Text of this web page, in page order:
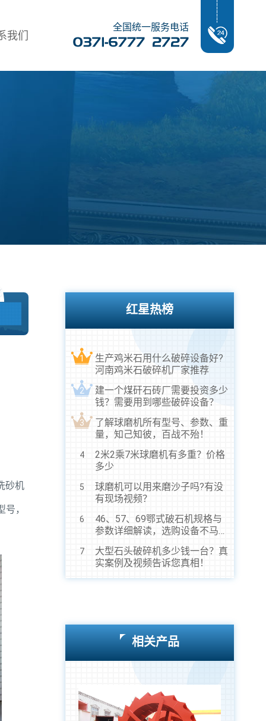
我们
全国统一服务电话
砂机
，
红星热榜
1
生产鸡米石用什么破碎设备好?
河南鸡米石破碎机厂家推荐
2
建一个煤矸石砖厂需要投资多少
钱？需要用到哪些破碎设备？
3
了解球磨机所有型号、参数、重
量，知己知彼，百战不殆！
4
2米2乘7米球磨机有多重？价格
多少
5
球磨机可以用来磨沙子吗?有没
有现场视频？
6
46、57、69鄂式破石机规格与
参数详细解读，选购设备不马
7
大型石头破碎机多少钱一台？真
实案例及视频告诉您真相！
相关产品